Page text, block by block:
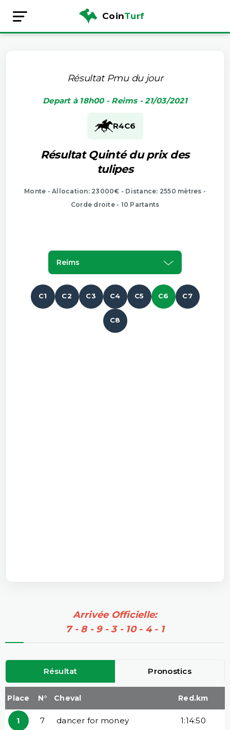
CoinTurf
Résultat Pmu du jour
Depart à 18h00 - Reims - 21/03/2021
R4C6
Résultat Quinté du prix des
tulipes
Monte - Allocation: 23000€ - Distance: 2550 mètres -
Corde droite - 10 Partants
Reims
C1 C2 C3 C4 C5 C6 C7
C8
Arrivée Officielle:
7 - 8 - 9 - 3 - 10 - 4 - 1
Résultat Pronostics
Place N° Cheval Red.km
1 7 dancer for money 1:14:50